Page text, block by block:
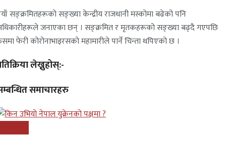
सङ्क्रमितहरूको सङ्ख्या केन्द्रीय राजधानी मस्कोमा बढेको पनि
जनाएका छन् । सङ्क्रमित र मृतकहरूको सङ्ख्या बढ्दै गएपछि
फेरी कोरोनाभाइरसको महामारीले पार्ने चिन्ता थपिएको छ ।
लेख्नुहोस्:-
समाचारहरु